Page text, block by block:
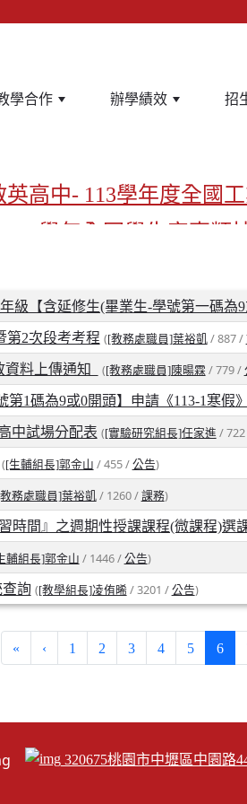
學合作 辦學績效 招
英高中- 113學年度全國
113學年全國學生家事類
飲管理科桃園第一、資
啟英高中-汽車
啟英高中-時尚
級【含延修生(畢業生-學號第一碼為
第2次段考考程 ([教務處職員]葉裕凱/ 887 /
資料上傳通知 ([教務處職員]陳暘霖 / 779 /
第1碼為9或0開頭】申請《113-1寒假
中試場分配表 ([實驗研究組長]任家進 /
([生輔組長]郭金山 / 455 / 公告)
務處職員]葉裕凱/ 1260 / 課務)
時間』之週期性授課課程(微課程)選
輔組長]郭金山 / 1446 / 公告)
詢 ([教學組長]凌侑晞/ 3201 / 公告)
« ‹ 1 2 3 4 5 6
320675桃園市中壢區中園路